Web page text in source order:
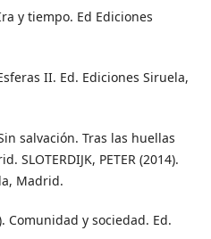
Ira y tiempo. Ed Ediciones
II. Ed. Ediciones Siruela,
Sin salvación. Tras las huellas
SLOTERDIJK, PETER (2014).
Madrid.
Comunidad y sociedad. Ed.